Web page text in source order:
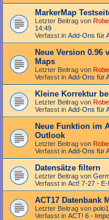
MarkerMap
Letzter Beitrag von
14:49
Verfasst in Add-Ons für
Neue Version 0.96
Maps
Letzter Beitrag von
Verfasst in Add-Ons für
Kleine Korrektur
Letzter Beitrag von
Verfasst in Add-Ons für
Neue Funktion im
Outlook
Letzter Beitrag von
Verfasst in Add-Ons für
Datensätze filtern
Letzter Beitrag von
Verfasst in Act! 7-27 - E-
ACT17 Datenbank
Letzter Beitrag von
Verfasst in ACT! 6 -